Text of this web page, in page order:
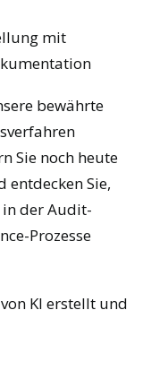
mit
bewährte
Sie noch heute
entdecken Sie,
der Audit-
Prozesse
KI erstellt und